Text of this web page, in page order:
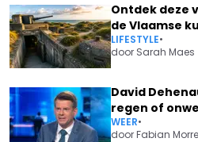
Ontdek deze
de Vlaamse
LIFESTYLE•
door Sarah Maes
David
regen of
WEER•
doorFabian